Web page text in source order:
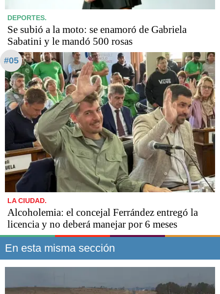
DEPORTES.
Se subió a la moto: se enamoró de Gabriela
Sabatini y le mandó 500 rosas
#05
LA CIUDAD.
Alcoholemia: el concejal Ferrández entregó la
licencia y no deberá manejar por 6 meses
En esta misma sección